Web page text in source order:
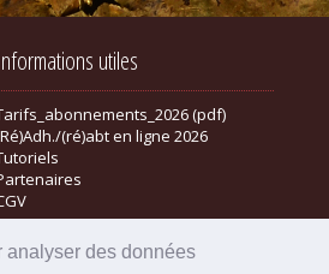
analyser des données
utiles
(pdf)
(ré)abt en ligne 2026